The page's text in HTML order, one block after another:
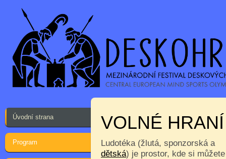
Úvodní strana
Program
VOLNÉ
Ludotéka (žlutá, sponzorská a
dětská) je prostor, kde si můžete